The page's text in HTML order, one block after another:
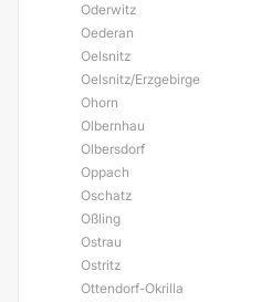
Oderwitz
Oederan
Oelsnitz
Oelsnitz/Erzgebirge
Ohorn
Olbernhau
Olbersdorf
Oppach
Oschatz
Oßling
Ostrau
Ostritz
Ottendorf-Okrilla